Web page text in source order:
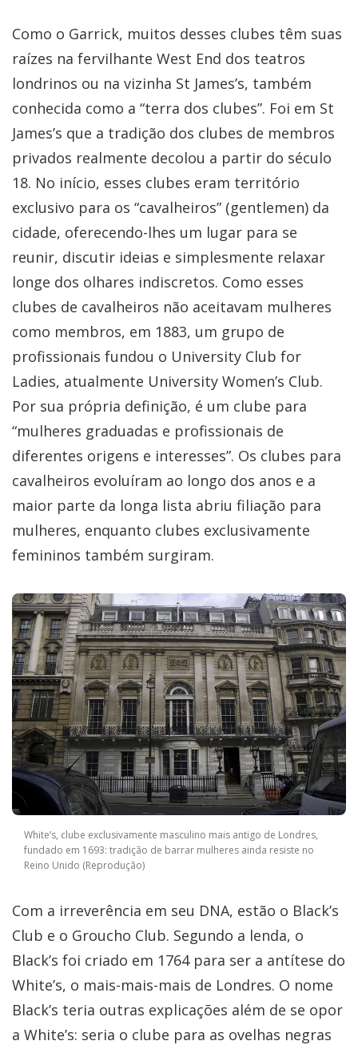
Como o Garrick, muitos desses clubes têm suas
raízes na fervilhante West End dos teatros
londrinos ou na vizinha St James’s, também
conhecida como a “terra dos clubes”. Foi em St
James’s que a tradição dos clubes de membros
privados realmente decolou a partir do século
18. No início, esses clubes eram território
exclusivo para os “cavalheiros” (gentlemen) da
cidade, oferecendo-lhes um lugar para se
reunir, discutir ideias e simplesmente relaxar
longe dos olhares indiscretos. Como esses
clubes de cavalheiros não aceitavam mulheres
como membros, em 1883, um grupo de
profissionais fundou o University Club for
Ladies, atualmente University Women’s Club.
Por sua própria definição, é um clube para
“mulheres graduadas e profissionais de
diferentes origens e interesses”. Os clubes para
cavalheiros evoluíram ao longo dos anos e a
maior parte da longa lista abriu filiação para
mulheres, enquanto clubes exclusivamente
femininos também surgiram.
White’s, clube exclusivamente masculino mais antigo de Londres,
fundado em 1693: tradição de barrar mulheres ainda resiste no
Reino Unido (Reprodução)
Com a irreverência em seu DNA, estão o Black’s
Club e o Groucho Club. Segundo a lenda, o
Black’s foi criado em 1764 para ser a antítese do
White’s, o mais-mais-mais de Londres. O nome
Black’s teria outras explicações além de se opor
a White’s: seria o clube para as ovelhas negras